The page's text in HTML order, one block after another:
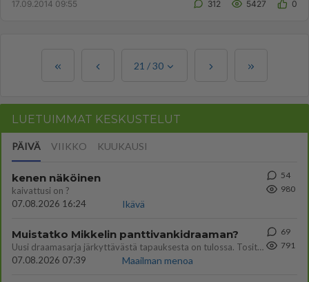
17.09.2014 09:55 312 5427 0
21 /30
LUETUIMMAT KESKUSTELUT
PÄIVÄ VIIKKO KUUKAUSI
kenen näköinen
kaivattusi on ?
07.08.2026 16:24
Ikävä
54
980
Muistatko Mikkelin panttivankidraaman?
Uusi draamasarja järkyttävästä tapauksesta on tulossa. Tositapahtumiin perustuva sarja ammentaa vuoden 1986 Mikkelin pan
07.08.2026 07:39
Maailman menoa
69
791